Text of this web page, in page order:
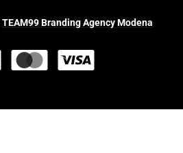
TEAM99 Branding Agency Modena